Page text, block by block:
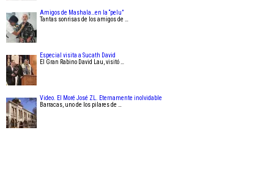
Amigos de Mashala…en la “pelu”
Tantas sonrisas de los amigos de …
Especial visita a Sucath David
El Gran Rabino David Lau, visitó …
Video. El Moré José ZL. Eternamente inolvidable
Barracas, uno de los pilares de …